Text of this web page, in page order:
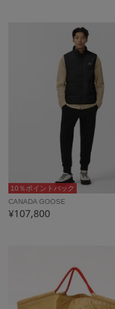
10％ポイントバック
CANADA GOOSE
¥107,800